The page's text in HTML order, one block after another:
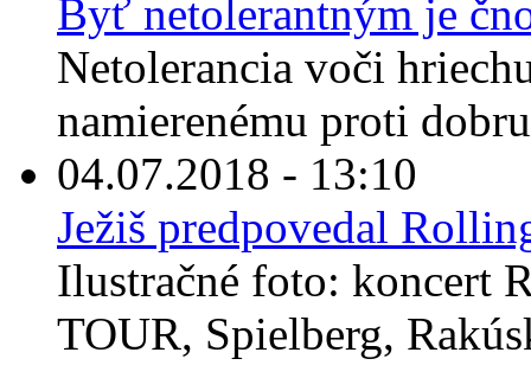
Byť netolerantným je
Netolerancia voči
namierenému proti
04.07.2018 - 13:10
Ježiš predpovedal
Ilustračné foto: koncert
TOUR, Spielberg,